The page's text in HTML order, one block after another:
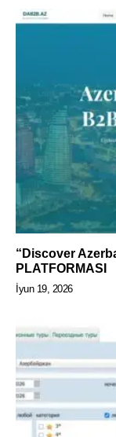
“Discover
PLATFORMASI
İyun 19, 2026